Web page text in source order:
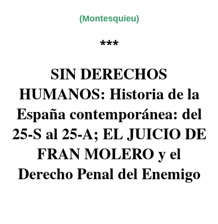
(Montesquieu)
***
SIN DERECHOS
HUMANOS: Historia de la
España contemporánea: del
25-S al 25-A; EL JUICIO DE
FRAN MOLERO y el
Derecho Penal del Enemigo